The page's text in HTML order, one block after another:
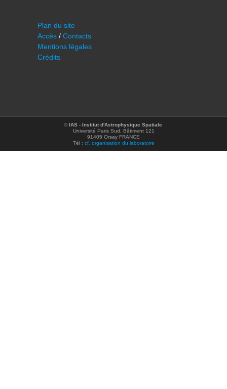
Plan du site
Accès / Contacts
Mentions légales
Crédits
©IAS - Institut d'Astrophysique Spatiale
Université Paris Sud, Bâtiment 121
91405 Orsay FRANCE
Tél : cf. organisation du laboratoire